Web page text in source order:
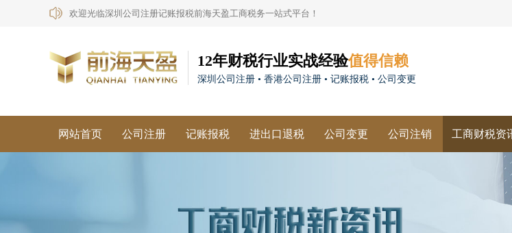
欢迎光临深圳公司注册记账报税前海天盈工商税务一站式平台！
12年财税行业实战经验值得信赖
深圳公司注册 • 香港公司注册 • 记账报税 • 公司变更
网站首页 公司注册 记账报税 进出口退税 公司变更 公司注销 工商财税资